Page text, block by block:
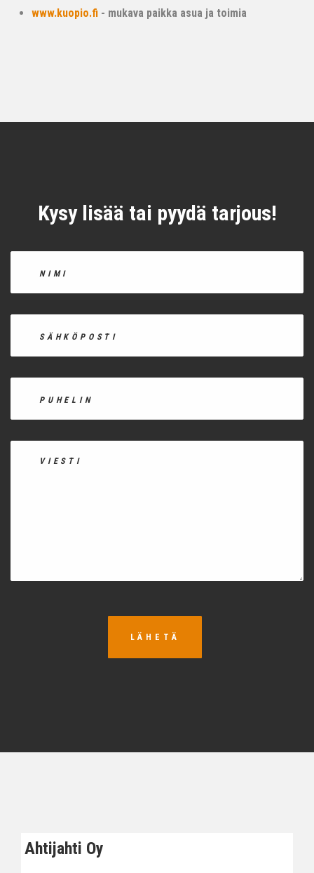
www.kuopio.fi - mukava paikka asua ja toimia
Kysy lisää tai pyydä tarjous!
LÄHETÄ
Ahtijahti Oy